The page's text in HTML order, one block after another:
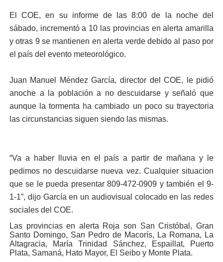
El COE, en su informe de las 8:00 de la noche del
sábado, incrementó a 10 las provincias en alerta amarilla
y otras 9 se mantienen en alerta verde debido al paso por
el país del evento meteorológico.
Juan Manuel Méndez García, director del COE, le pidió
anoche a la población a no descuidarse y señaló que
aunque la tormenta ha cambiado un poco su trayectoria
las circunstancias siguen siendo las mismas.
“Va a haber lluvia en el país a partir de mañana y le
pedimos no descuidarse nueva vez. Cualquier situacion
que se le pueda presentar 809-472-0909 y también el 9-
1-1”, dijo García en un audiovisual colocado en las redes
sociales del COE.
Las provincias en alerta Roja son San Cristóbal, Gran
Santo Domingo, San Pedro de Macorís, La Romana, La
Altagracia, María Trinidad Sánchez, Espaillat, Puerto
Plata, Samaná, Hato Mayor, El Seibo y Monte Plata.